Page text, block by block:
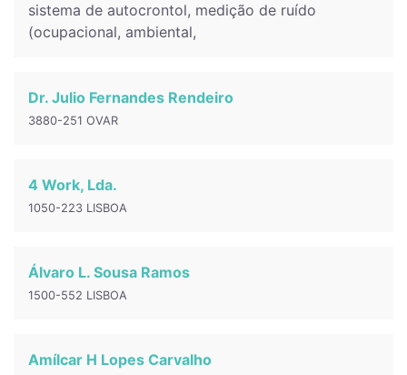
sistema de autocrontol, medição de ruído
(ocupacional, ambiental,
Dr. Julio Fernandes Rendeiro
3880-251 OVAR
4 Work, Lda.
1050-223 LISBOA
Álvaro L. Sousa Ramos
1500-552 LISBOA
Amílcar H Lopes Carvalho